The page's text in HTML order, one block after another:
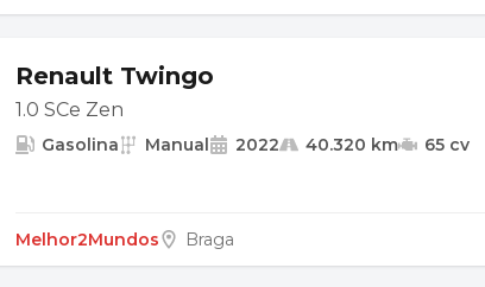
Renault Twingo
1.0 SCe Zen
Gasolina Manual 2022 40.320 km 65 cv
Melhor2Mundos Braga